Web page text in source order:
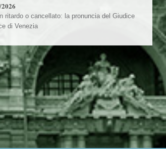
ritardo o cancellato: la pronuncia del Giudice
di Venezia